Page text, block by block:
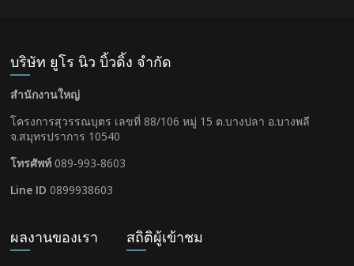
บริษัท ยูโร นิว บิ้วดิ้ง จำกัด
สำนักงานใหญ่
โครงการสุวรรณบุตร เลขที่ 88/106 หมู่ 15 ต.บางปลา อ.บางพลี
จ.สมุทรปราการ 10540
โทรศัพท์ 089-993-8603
Line ID 0899938603
ผลงานของเรา สถิติผู้เข้าชม